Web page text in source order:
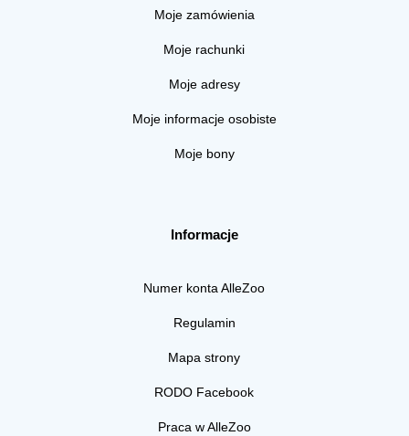
Moje zamówienia
Moje rachunki
Moje adresy
Moje informacje osobiste
Moje bony
Informacje
Numer konta AlleZoo
Regulamin
Mapa strony
RODO Facebook
Praca w AlleZoo